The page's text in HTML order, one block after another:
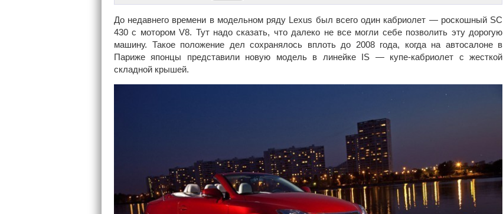
До недавнего времени в модельном ряду Lexus был всего один кабриолет — роскошный SC
430 с мотором V8. Тут надо сказать, что далеко не все могли себе позволить эту дорогую
машину. Такое положение дел сохранялось вплоть до 2008 года, когда на автосалоне в
Париже японцы представили новую модель в линейке IS — купе-кабриолет с жесткой
складной крышей.